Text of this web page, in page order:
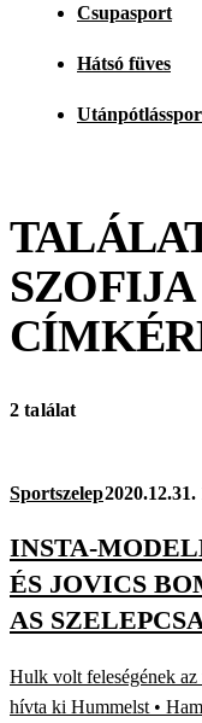
Csupasport
Hátsó füves
2 találat
Sportszelep2020.12.31.
INSTA-
ÉS JOVICS
AS
Hulk volt feleségének
hívta ki Hummelst •